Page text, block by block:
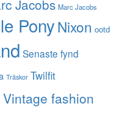
Jacobs Marc Jacobs
PonyNixon ootd
Senaste fynd
Träskor Twilfit
Vintage fashion